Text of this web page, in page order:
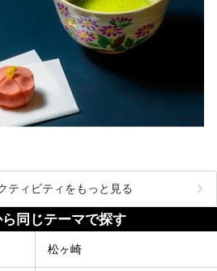
ティビティをもっと見る
同じテーマで探す
松ヶ崎